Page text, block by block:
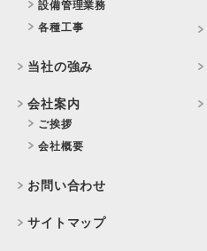
設備管理業務
各種工事
当社の強み
会社案内
ご挨拶
会社概要
お問い合わせ
サイトマップ